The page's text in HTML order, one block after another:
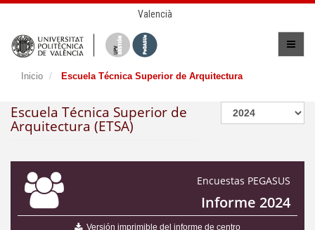
Valencià
Inicio Escuela Técnica Superior de Arquitectura
Escuela Técnica Superior de
Arquitectura (ETSA)
Encuestas PEGASUS
Informe 2024
Versión imprimible del informe de centro